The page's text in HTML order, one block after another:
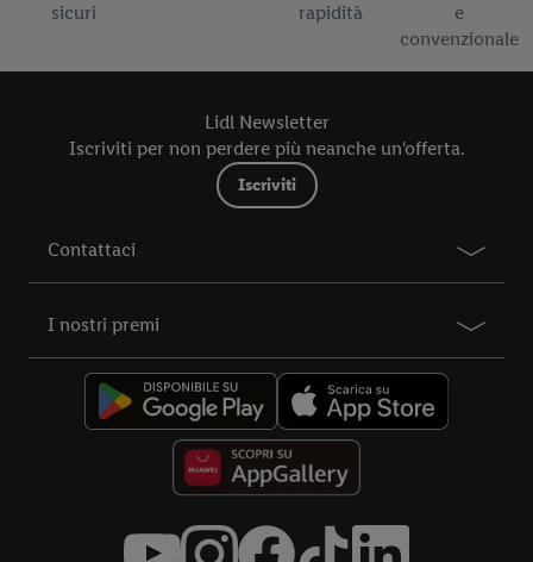
sicuri
rapidità
e
convenzionale
Lidl Newsletter
Iscriviti per non perdere più neanche un'offerta.
Iscriviti
Contattaci
I nostri premi
al periodo di conservazione dei dati e al Suo diritto di revocare
il consenso prestato in qualsiasi momento con effetto per il
futuro, sono disponibili nella nostrainformativa privacy.Le